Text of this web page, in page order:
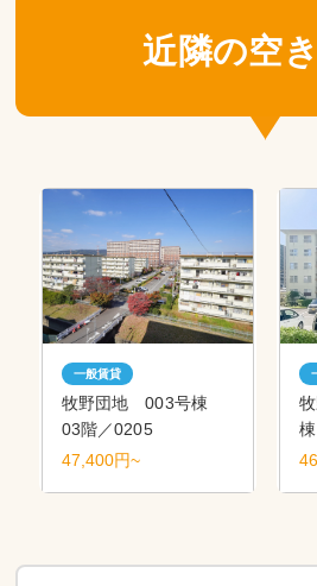
近隣の空
一般賃貸
牧野団地 003号棟
03階／0205
47,400円~